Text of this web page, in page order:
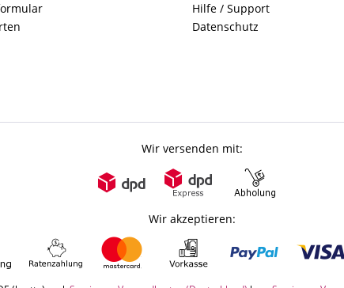
Hilfe / Support
Datenschutz
Wir versenden mit:
Wir akzeptieren: